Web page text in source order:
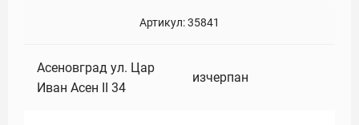
Артикул:35841
Асеновград ул. Цар
Иван Асен II 34
изчерпан